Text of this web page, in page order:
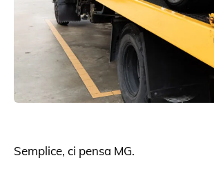
Semplice, ci pensa MG.